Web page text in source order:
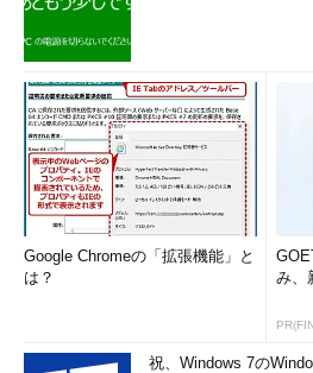
Google Chromeの「拡張機能」と
は？
み、
祝、Windows 7の